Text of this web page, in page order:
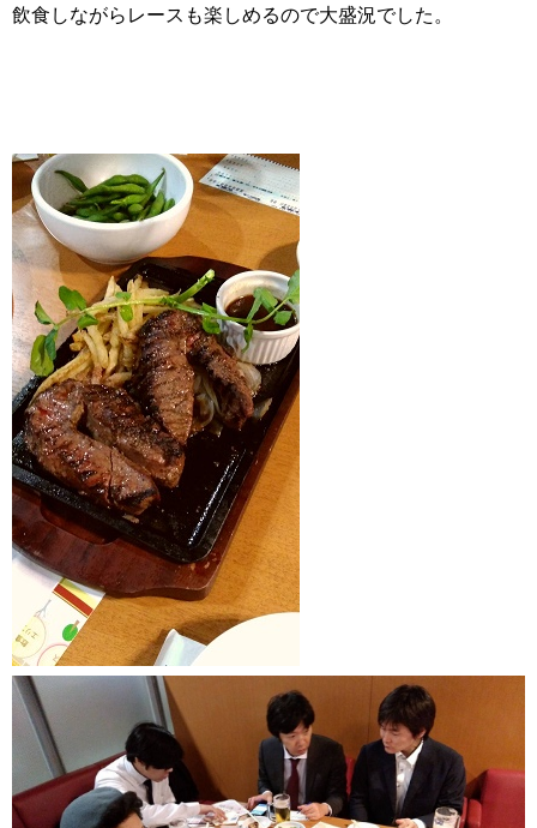
飲食しながらレースも楽しめるので大盛況でした。